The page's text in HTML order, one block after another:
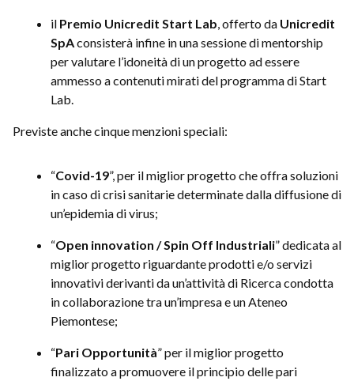
il Premio Unicredit Start Lab, offerto da Unicredit
SpAconsisterà infine in una sessione di mentorship
per valutare l’idoneità di un progetto ad essere
ammesso a contenuti mirati del programma di Start
Lab.
Previste anche cinque menzioni speciali:
“Covid-19”, per il miglior progetto che offra soluzioni
in caso di crisi sanitarie determinate dalla diffusione di
un’epidemia di virus;
“Open innovation / Spin Off Industriali” dedicata al
miglior progetto riguardante prodotti e/o servizi
innovativi derivanti da un’attività di Ricerca condotta
in collaborazione tra un’impresa e un Ateneo
Piemontese;
“Pari Opportunità” per il miglior progetto
finalizzato a promuovere il principio delle pari